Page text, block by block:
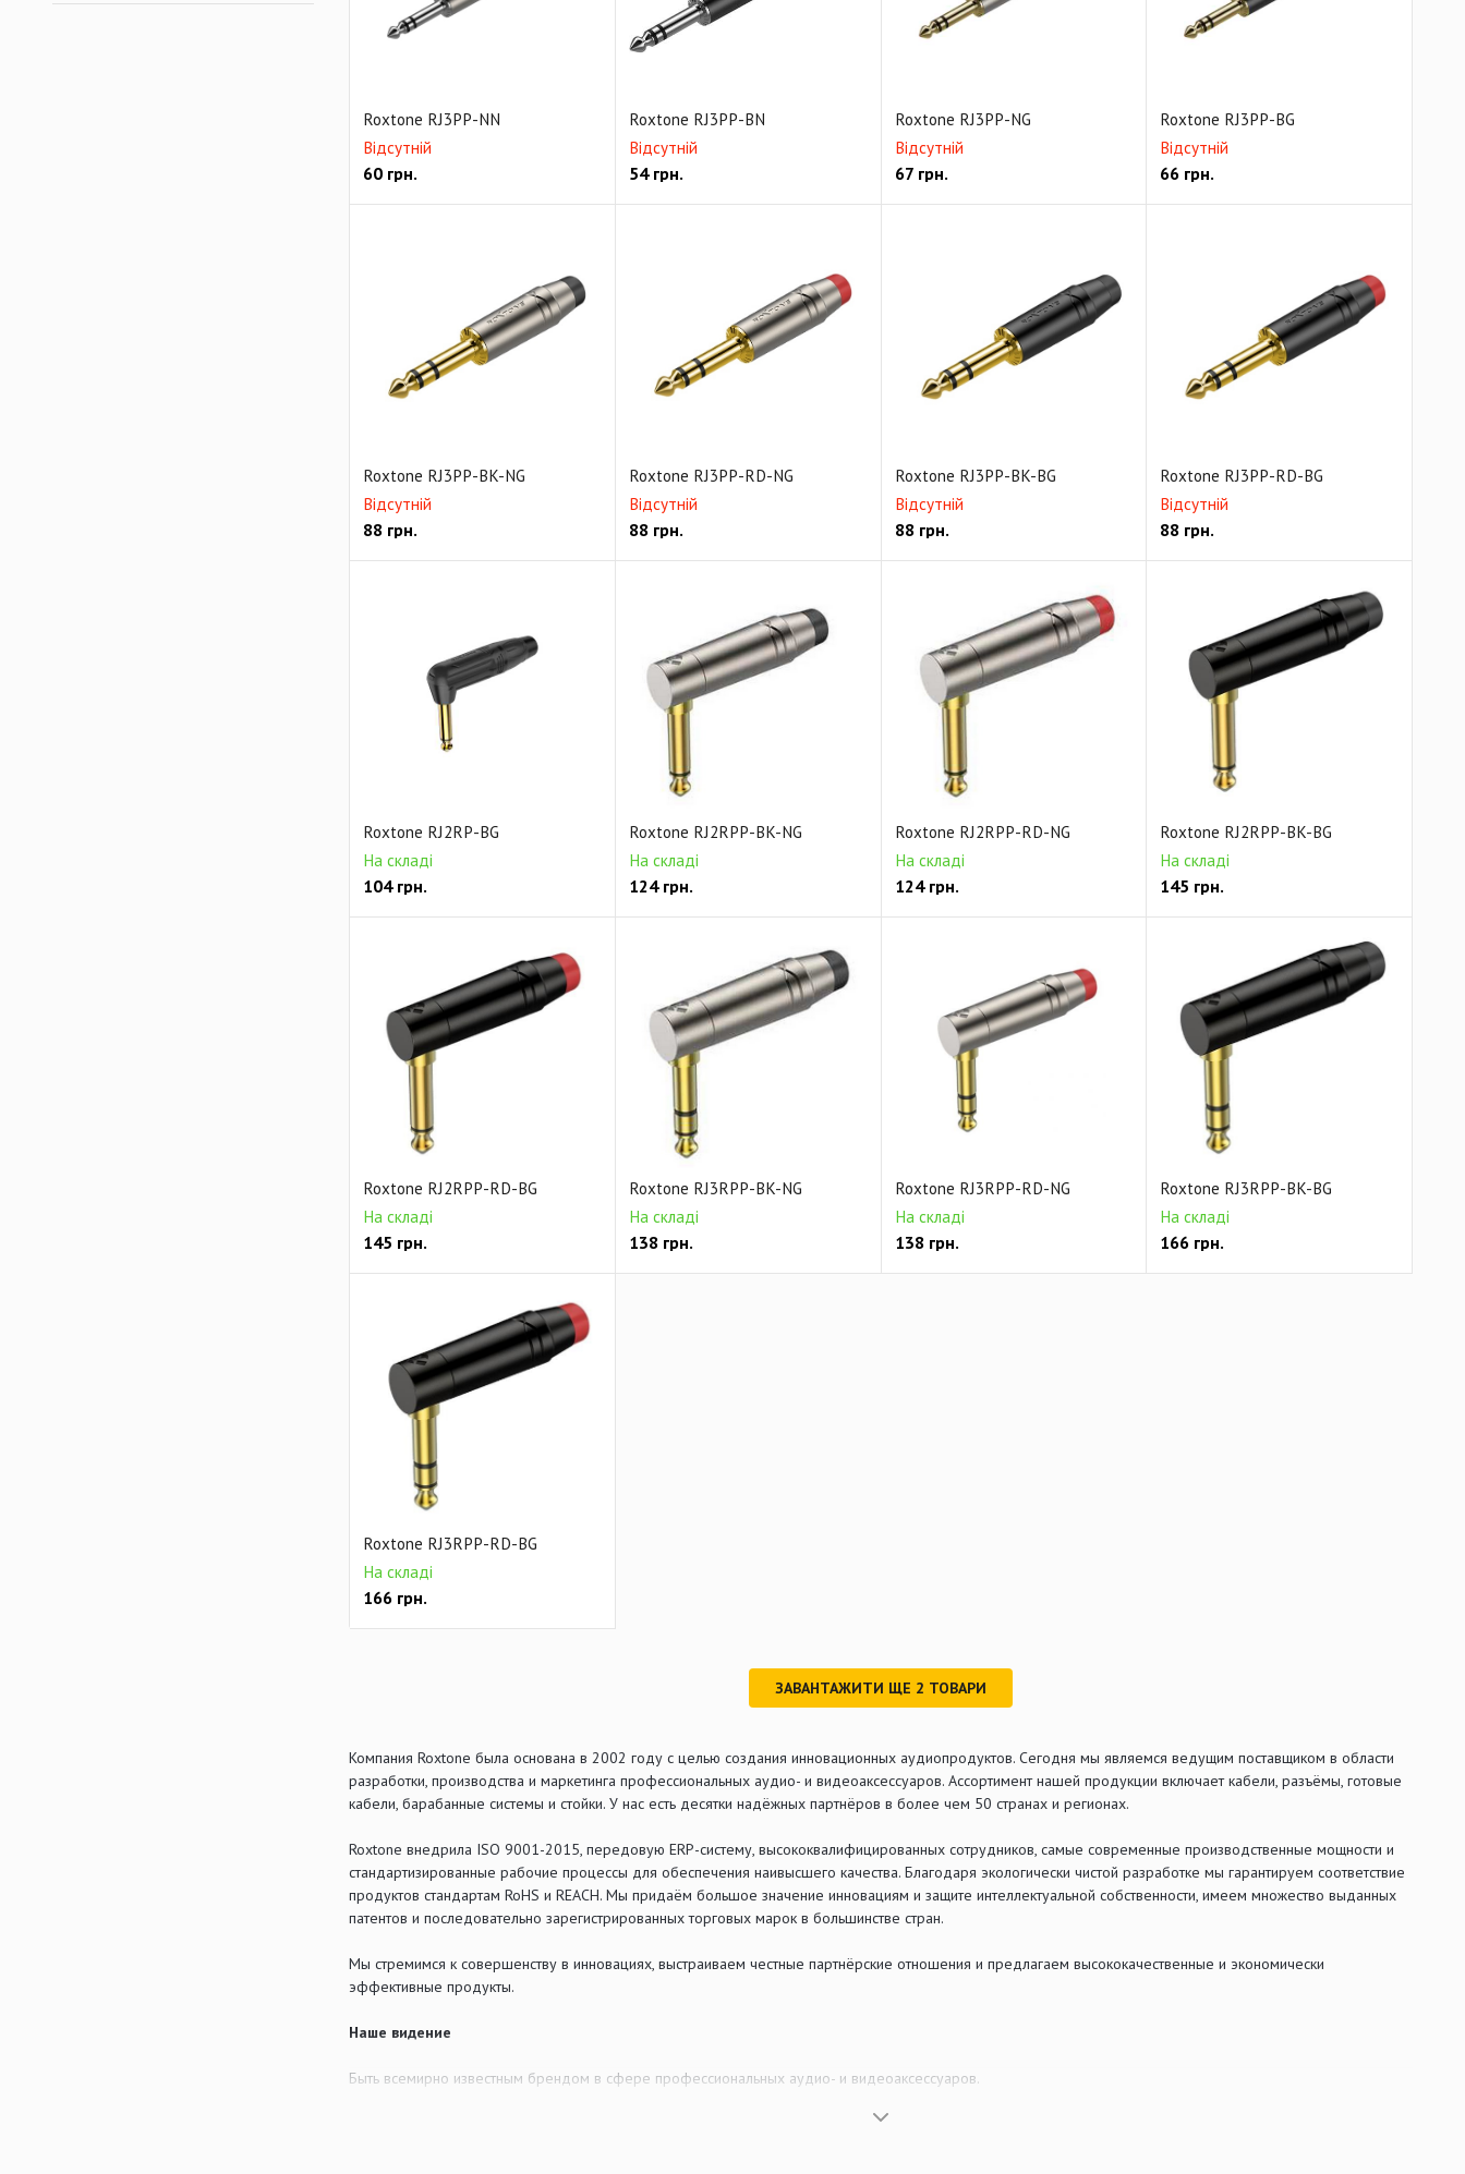
Roxtone RJ3PP-NN
Відсутній
60 грн.
Roxtone RJ3PP-BN
Відсутній
54грн.
Roxtone RJ3PP-NG
Відсутній
67грн.
Roxtone RJ3PP-BG
Відсутній
66 грн.
Roxtone RJ3PP-BK-NG
Відсутній
88 грн.
Roxtone RJ3PP-RD-NG
Відсутній
88 грн.
Roxtone RJ3PP-BK-BG
Відсутній
88 грн.
Roxtone RJ3PP-RD-BG
Відсутній
88 грн.
Roxtone RJ2RP-BG
На складі
104грн.
Roxtone RJ2RPP-BK-NG
На складі
124грн.
Roxtone RJ2RPP-RD-NG
На складі
124грн.
Roxtone RJ2RPP-BK-BG
На складі
145 грн.
Roxtone RJ2RPP-RD-BG
На складі
145 грн.
Roxtone RJ3RPP-BK-NG
На складі
138 грн.
Roxtone RJ3RPP-RD-NG
На складі
138 грн.
Roxtone RJ3RPP-BK-BG
На складі
166 грн.
Roxtone RJ3RPP-RD-BG
На складі
166 грн.
ЗАВАНТАЖИТИ ЩЕ 2 ТОВАРИ
Компания Roxtone была основана в 2002 году с целью создания инновационных аудиопродуктов. Сегодня мы являемся ведущим поставщиком в области
разработки, производства и маркетинга профессиональных аудио- и видеоаксессуаров. Ассортимент нашей продукции включает кабели, разъёмы, готовые
кабели, барабанные системы и стойки. У нас есть десятки надёжных партнёров в более чем 50 странах и регионах.
Roxtone внедрила ISO 9001-2015, передовую ERP-систему, высококвалифицированных сотрудников, самые современные производственные мощности и
стандартизированные рабочие процессы для обеспечения наивысшего качества. Благодаря экологически чистой разработке мы гарантируем соответствие
продуктов стандартам RoHS и REACH. Мы придаём большое значение инновациям и защите интеллектуальной собственности, имеем множество выданных
патентов и последовательно зарегистрированных торговых марок в большинстве стран.
Мы стремимся к совершенству в инновациях, выстраиваем честные партнёрские отношения и предлагаем высококачественные и экономически
эффективные продукты.
Наше видение
Быть всемирно известным брендом в сфере профессиональных аудио- и видеоаксессуаров.